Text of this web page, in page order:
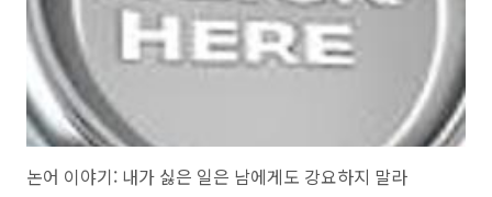
논어 이야기: 내가 싫은 일은 남에게도 강요하지 말라